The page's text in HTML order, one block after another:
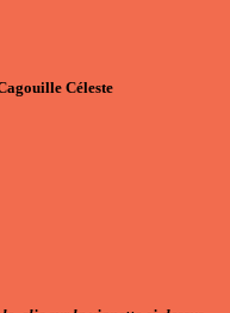
Céleste